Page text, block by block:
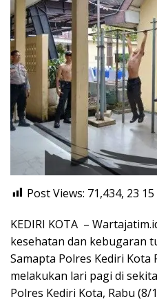
Post Views: 71,434, 23 15
KEDIRI KOTA –
kesehatan dan kebugaran
Samapta Polres Kediri Kota
melakukan lari pagi di
Polres Kediri Kota, Rabu (8/